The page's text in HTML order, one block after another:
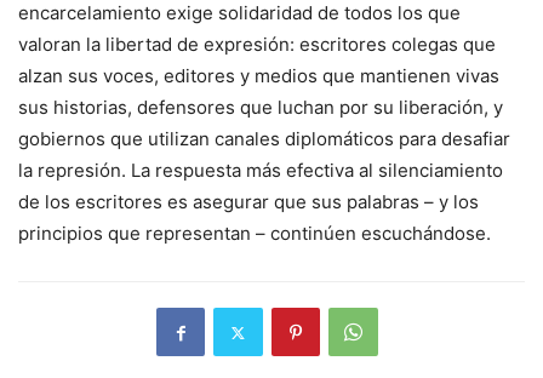
encarcelamiento exige solidaridad de todos los que
valoran la libertad de expresión: escritores colegas que
alzan sus voces, editores y medios que mantienen vivas
sus historias, defensores que luchan por su liberación, y
gobiernos que utilizan canales diplomáticos para desafiar
la represión. La respuesta más efectiva al silenciamiento
de los escritores es asegurar que sus palabras – y los
principios que representan – continúen escuchándose.